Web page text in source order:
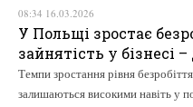
08:34 16.03.2026
У Польщі зростає
зайнятість у бізнесі
Темпи зростання рівня
залишаються високими навіть у